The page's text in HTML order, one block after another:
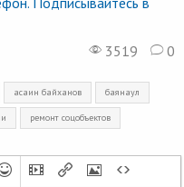
3519
0
асаин байханов баянаул
ремонт соцобъектов